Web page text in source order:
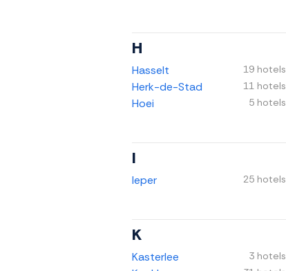
H
Hasselt 19 hotels
Herk-de-Stad 11 hotels
Hoei 5 hotels
I
Ieper 25 hotels
K
Kasterlee 3 hotels